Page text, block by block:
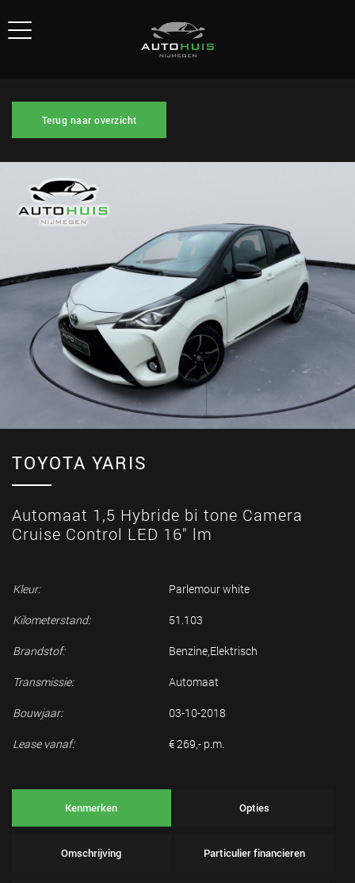
Terug naar overzicht
TOYOTA YARIS
Automaat 1,5 Hybride bi tone Camera
Cruise Control LED 16" lm
Kleur: Parlemour white
Kilometerstand: 51.103
Brandstof: Benzine,Elektrisch
Transmissie: Automaat
Bouwjaar: 03-10-2018
Lease vanaf: € 269,- p.m.
Kenmerken Opties
Omschrijving Particulier financieren